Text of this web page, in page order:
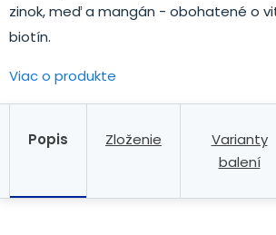
zinok, meď a mangán - obohatené o
biotín.
Viac o produkte
Popis Zloženie
Varianty
balení